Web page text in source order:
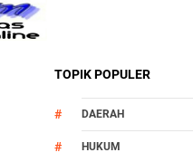
TOPIK POPULER
DAERAH
HUKUM